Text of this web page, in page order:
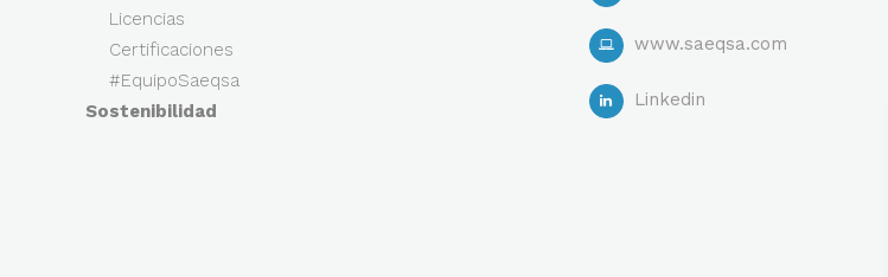
Licencias
Certificaciones
#EquipoSaeqsa
Sostenibilidad
www.saeqsa.com
Linkedin